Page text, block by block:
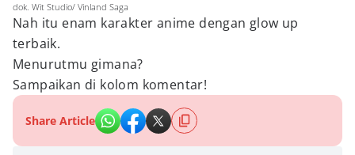
dok. Wit Studio/ Vinland Saga
Nah itu enam karakter anime dengan glow up
terbaik.
Menurutmu gimana?
Sampaikan di kolom komentar!
Share Article